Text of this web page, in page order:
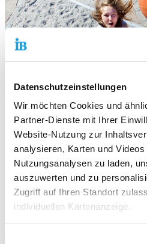
Datenschutzeinstellungen
Wir möchten Cookies und
Partner-Dienste mit Ihrer
Website-Nutzung zur
analysieren, Karten und
Nutzungsanalysen zu laden,
auszuwerten und zu
Zugriff auf Ihren Standort
individuellen Kartenanzeige.
offenes Gesprächsangebot,
Einzelfallhilfe, Beratung und
Sozialpädagogische
Projekte zu verschiedenen
Initiierung von
Mediation - Streitschlichtung,
Organisation von